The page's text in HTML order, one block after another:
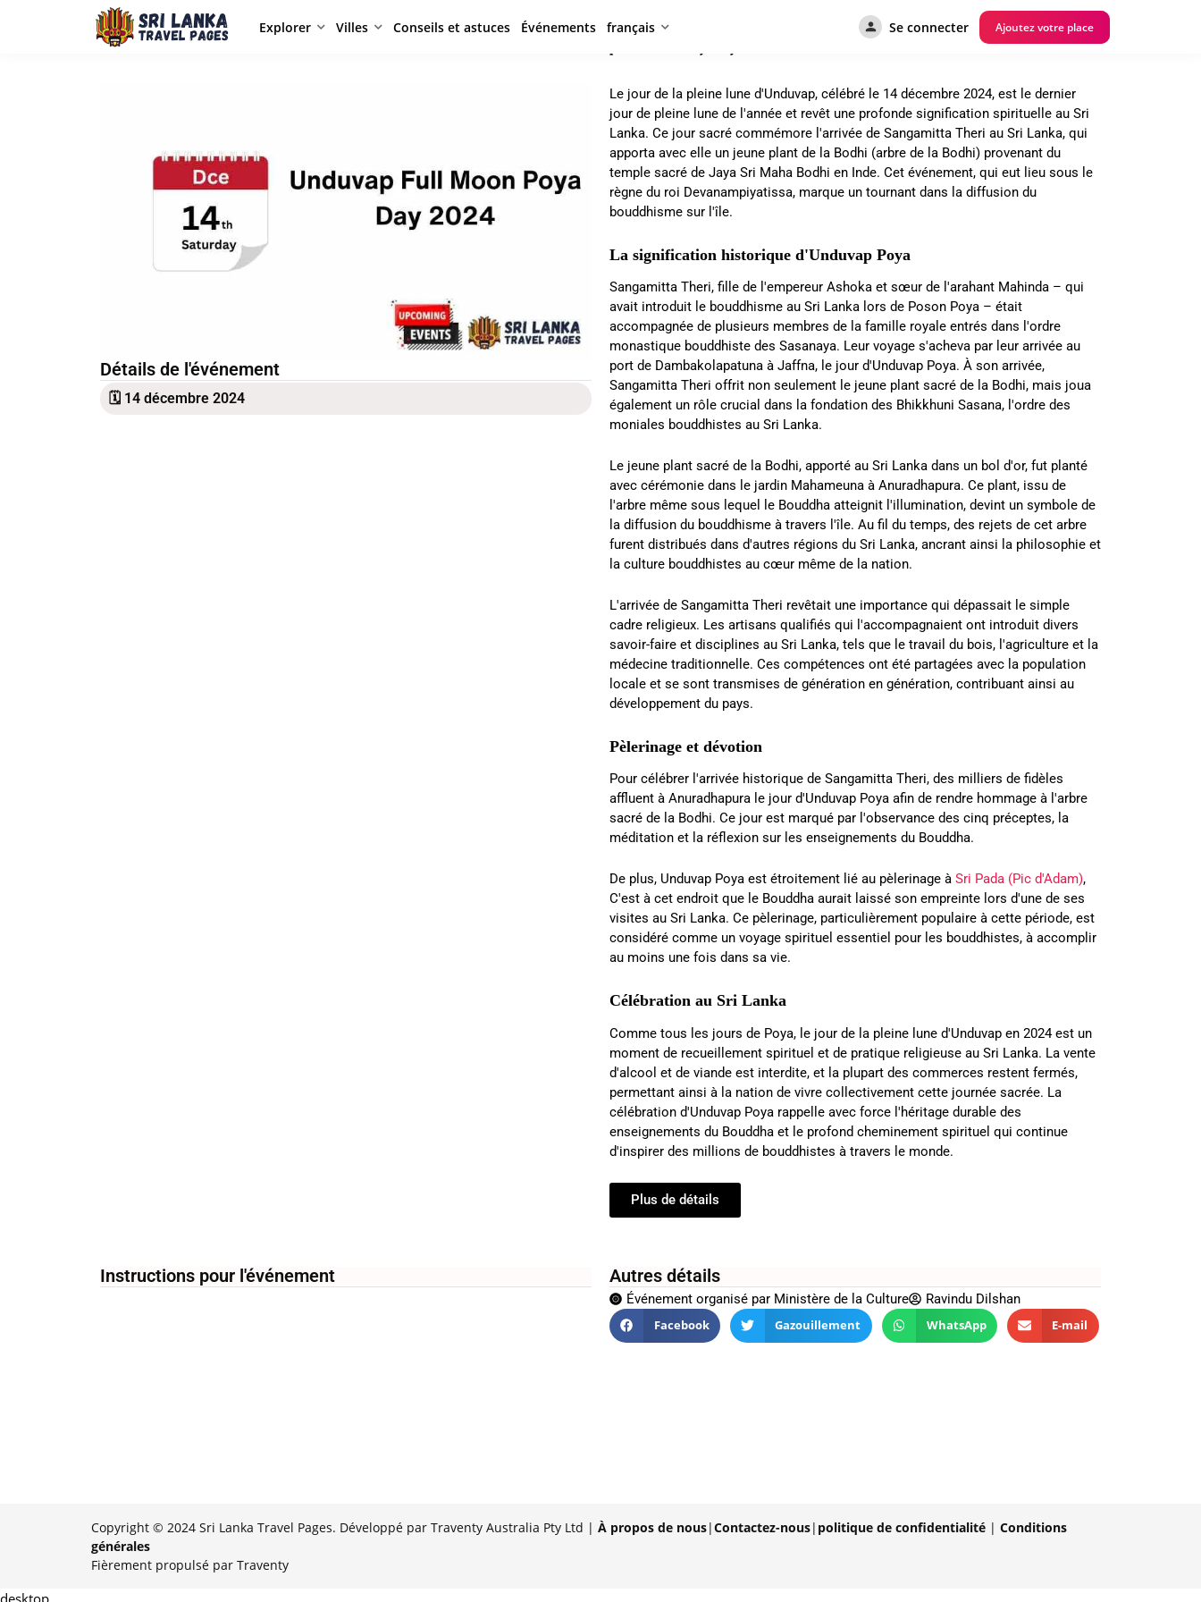
Explorer Villes Conseils et astuces Événements français Se connecter Ajoutez votre place
Unduvap Pleine Lune Poya Day 2024
Détails de l'événement
🗓 14 décembre 2024
Le jour de la pleine lune d'Unduvap, célébré le 14 décembre 2024, est le dernier
jour de pleine lune de l'année et revêt une profonde signification spirituelle au Sri
Lanka. Ce jour sacré commémore l'arrivée de Sangamitta Theri au Sri Lanka, qui
apporta avec elle un jeune plant de la Bodhi (arbre de la Bodhi) provenant du
temple sacré de Jaya Sri Maha Bodhi en Inde. Cet événement, qui eut lieu sous le
règne du roi Devanampiyatissa, marque un tournant dans la diffusion du
bouddhisme sur l'île.
La signification historique d'Unduvap Poya
Sangamitta Theri, fille de l'empereur Ashoka et sœur de l'arahant Mahinda – qui
avait introduit le bouddhisme au Sri Lanka lors de Poson Poya – était
accompagnée de plusieurs membres de la famille royale entrés dans l'ordre
monastique bouddhiste des Sasanaya. Leur voyage s'acheva par leur arrivée au
port de Dambakolapatuna à Jaffna, le jour d'Unduvap Poya. À son arrivée,
Sangamitta Theri offrit non seulement le jeune plant sacré de la Bodhi, mais joua
également un rôle crucial dans la fondation des Bhikkhuni Sasana, l'ordre des
moniales bouddhistes au Sri Lanka.
Le jeune plant sacré de la Bodhi, apporté au Sri Lanka dans un bol d'or, fut planté
avec cérémonie dans le jardin Mahameuna à Anuradhapura. Ce plant, issu de
l'arbre même sous lequel le Bouddha atteignit l'illumination, devint un symbole de
la diffusion du bouddhisme à travers l'île. Au fil du temps, des rejets de cet arbre
furent distribués dans d'autres régions du Sri Lanka, ancrant ainsi la philosophie et
la culture bouddhistes au cœur même de la nation.
L'arrivée de Sangamitta Theri revêtait une importance qui dépassait le simple
cadre religieux. Les artisans qualifiés qui l'accompagnaient ont introduit divers
savoir-faire et disciplines au Sri Lanka, tels que le travail du bois, l'agriculture et la
médecine traditionnelle. Ces compétences ont été partagées avec la population
locale et se sont transmises de génération en génération, contribuant ainsi au
développement du pays.
Pèlerinage et dévotion
Pour célébrer l'arrivée historique de Sangamitta Theri, des milliers de fidèles
affluent à Anuradhapura le jour d'Unduvap Poya afin de rendre hommage à l'arbre
sacré de la Bodhi. Ce jour est marqué par l'observance des cinq préceptes, la
méditation et la réflexion sur les enseignements du Bouddha.
De plus, Unduvap Poya est étroitement lié au pèlerinage à Sri Pada (Pic d'Adam),
C'est à cet endroit que le Bouddha aurait laissé son empreinte lors d'une de ses
visites au Sri Lanka. Ce pèlerinage, particulièrement populaire à cette période, est
considéré comme un voyage spirituel essentiel pour les bouddhistes, à accomplir
au moins une fois dans sa vie.
Célébration au Sri Lanka
Comme tous les jours de Poya, le jour de la pleine lune d'Unduvap en 2024 est un
moment de recueillement spirituel et de pratique religieuse au Sri Lanka. La vente
d'alcool et de viande est interdite, et la plupart des commerces restent fermés,
permettant ainsi à la nation de vivre collectivement cette journée sacrée. La
célébration d'Unduvap Poya rappelle avec force l'héritage durable des
enseignements du Bouddha et le profond cheminement spirituel qui continue
d'inspirer des millions de bouddhistes à travers le monde.
Plus de détails
Instructions pour l'événement Autres détails
Événement organisé par Ministère de la Culture
Ravindu Dilshan
Facebook
Gazouillement WhatsApp E-mail
Copyright © 2024 Sri Lanka Travel Pages. Développé par Traventy Australia Pty Ltd | À propos de nous|Contactez-nous| politique de confidentialité | Conditions
générales
Fièrement propulsé par Traventy